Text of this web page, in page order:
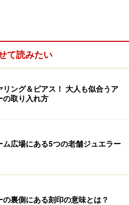
て読みたい
リング＆ピアス！ 大人も似合うア
の取り入れ方
ム広場にある5つの老舗ジュエラー
の裏側にある刻印の意味とは？